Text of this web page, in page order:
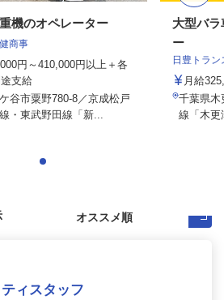
機のオペレーター
商事
円～410,000円以上＋各
支給
谷市粟野780-8／京成松戸
・東武野田線「新...
大型バ
ー
日豊トラ
月給
千葉県木
線「木更
ィスタッフ